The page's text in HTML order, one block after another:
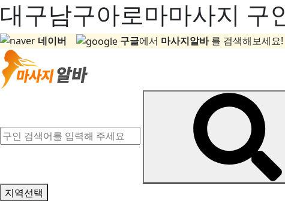
대구남구아로마마사지 구
네이버 구글에서 마사지알바를 검색해보세요!
지역선택